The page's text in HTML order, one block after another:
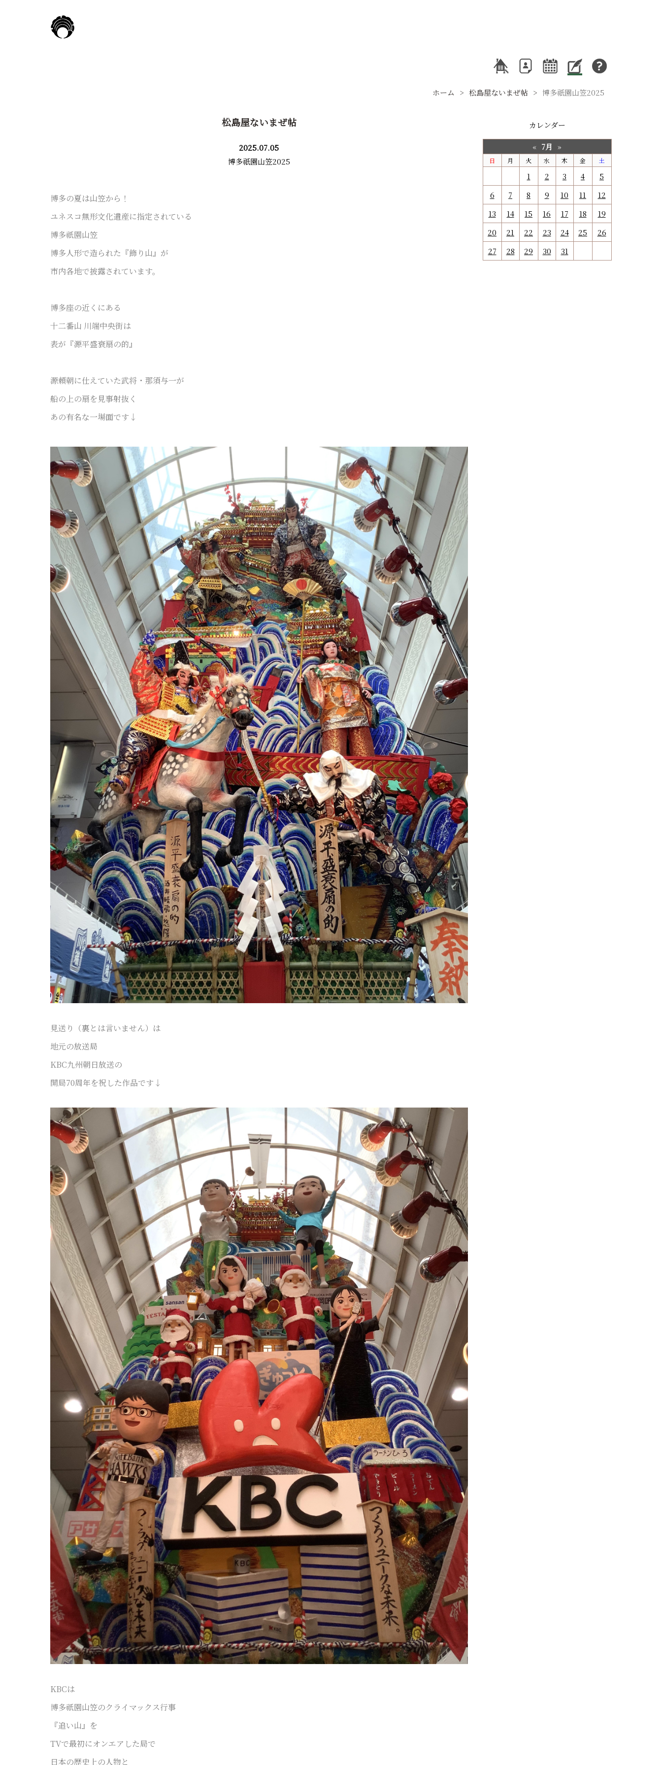
ホーム 松島屋ないまぜ帖 博多祇園山笠2025
松島屋ないまぜ帖
2025.07.05
博多祇園山笠2025
博多の夏は山笠から！
ユネスコ無形文化遺産に指定されている
博多祇園山笠
博多人形で造られた『飾り山』が
市内各地で披露されています。
博多座の近くにある
十二番山 川端中央街は
表が『源平盛衰扇の的』
源頼朝に仕えていた武将・那須与一が
船の上の扇を見事射抜く
あの有名な一場面です↓
見送り（裏とは言いません）は
地元の放送局
KBC九州朝日放送の
開局70周年を祝した作品です↓
KBCは
博多祇園山笠のクライマックス行事
『追い山』を
TVで最初にオンエアした局で
日本の歴史上の人物と
カレンダー
« 7月 »
日 月 火 水 木 金 土
1 2 3 4
5
6
7 8 9 10 11
12
13
14 15 16 17 18
19
20
21 22 23 24 25
26
27
28 29 30 31